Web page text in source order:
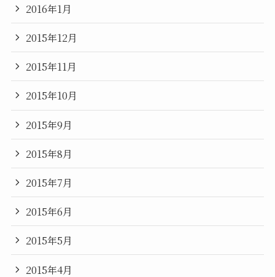
2016年1月
2015年12月
2015年11月
2015年10月
2015年9月
2015年8月
2015年7月
2015年6月
2015年5月
2015年4月